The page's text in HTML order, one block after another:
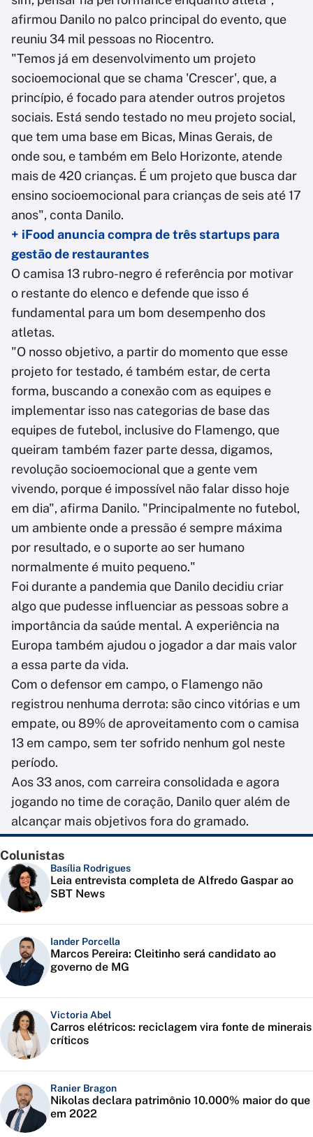
afirmou Danilo no palco principal do evento, que
reuniu 34 mil pessoas no Riocentro.
"Temos já em desenvolvimento um projeto
socioemocional que se chama 'Crescer', que, a
princípio, é focado para atender outros projetos
sociais. Está sendo testado no meu projeto social,
que tem uma base em Bicas, Minas Gerais, de
onde sou, e também em Belo Horizonte, atende
mais de 420 crianças. É um projeto que busca dar
ensino socioemocional para crianças de seis até 17
anos", conta Danilo.
+ iFood anuncia compra de três startups para
gestão de restaurantes
O camisa 13 rubro-negro é referência por motivar
o restante do elenco e defende que isso é
fundamental para um bom desempenho dos
atletas.
"O nosso objetivo, a partir do momento que esse
projeto for testado, é também estar, de certa
forma, buscando a conexão com as equipes e
implementar isso nas categorias de base das
equipes de futebol, inclusive do Flamengo, que
queiram também fazer parte dessa, digamos,
revolução socioemocional que a gente vem
vivendo, porque é impossível não falar disso hoje
em dia", afirma Danilo. "Principalmente no futebol,
um ambiente onde a pressão é sempre máxima
por resultado, e o suporte ao ser humano
normalmente é muito pequeno."
Foi durante a pandemia que Danilo decidiu criar
algo que pudesse influenciar as pessoas sobre a
importância da saúde mental. A experiência na
Europa também ajudou o jogador a dar mais valor
a essa parte da vida.
Com o defensor em campo, o Flamengo não
registrou nenhuma derrota: são cinco vitórias e um
empate, ou 89% de aproveitamento com o camisa
13 em campo, sem ter sofrido nenhum gol neste
período.
Aos 33 anos, com carreira consolidada e agora
jogando no time de coração, Danilo quer além de
alcançar mais objetivos fora do gramado.
Colunistas
Basília Rodrigues
Leia entrevista completa de Alfredo Gaspar ao
SBT News
Iander Porcella
Marcos Pereira: Cleitinho será candidato ao
governo de MG
Victoria Abel
Carros elétricos: reciclagem vira fonte de minerais
críticos
Ranier Bragon
Nikolas declara patrimônio 10.000% maior do que
em 2022